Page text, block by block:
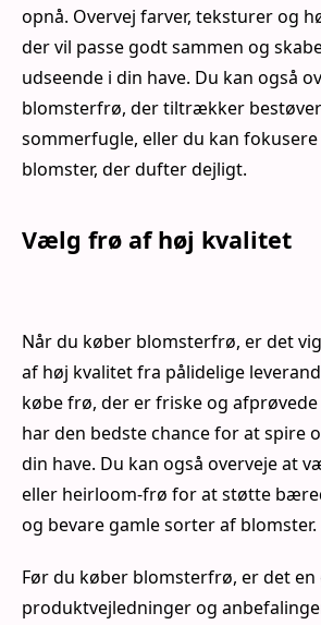
opnå. Overvej farver, teksturer og
der vil passe godt sammen og
udseende i din have. Du kan også
blomsterfrø, der tiltrækker
sommerfugle, eller du kan
blomster, der dufter dejligt.
Vælg frø af høj kvalitet
Når du køber blomsterfrø, er det
af høj kvalitet fra pålidelige
købe frø, der er friske og
har den bedste chance for at spire
din have. Du kan også overveje at
eller heirloom-frø for at støtte
og bevare gamle sorter af blomster.
Før du køber blomsterfrø, er det
produktvejledninger og